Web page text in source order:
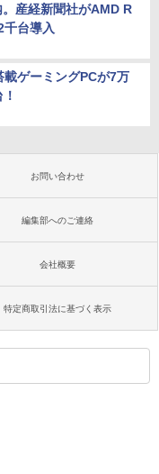
産経新聞社がAMD R
台導入
ゲーミングPCが7万
お問い合わせ
編集部へのご連絡
会社概要
特定商取引法に基づく表示